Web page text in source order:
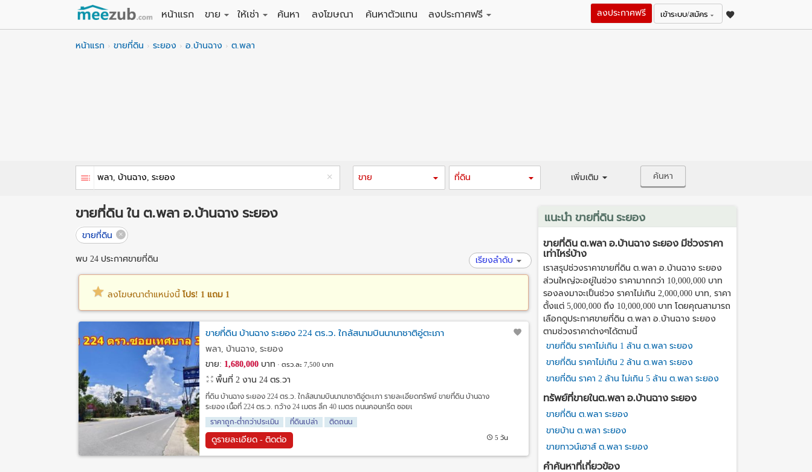
หน้าแรก
ขาย
ให้เช่า
ค้นหา ลงโฆษณา ค้นหาตัวแทน
ลงประกาศฟรี
เข้าระบบ/สมัคร
ลงประกาศฟรี
หน้าแรก ขายที่ดิน ระยอง อ.บ้านฉาง ต.พลา
ขาย ที่ดิน เพิ่มเติม ค้นหา
ขายที่ดิน ใน ต.พลา อ.บ้านฉาง ระยอง
ขายที่ดิน
พบ 24 ประกาศขายที่ดิน เรียงลำดับ
ลงโฆษณาตำแหน่งนี้ โปร! 1 แถม 1
ขายที่ดิน บ้านฉาง ระยอง 224 ตร.ว. ใกล้สนามบินนานาชาติอู่ตะเภา
พลา, บ้านฉาง, ระยอง
ขาย: 1,680,000 บาท ตรว.ละ 7,500 บาท
พื้นที่ 2 งาน 24 ตร.วา
ที่ดิน บ้านฉาง ระยอง 224 ตร.ว. ใกล้สนามบินนานาชาติอู่ตะเภา รายละเอียดทรัพย์ ขายที่ดิน บ้านฉาง
ระยอง เนื้อที่ 224 ตร.ว. กว้าง 24 เมตร ลึก 40 เมตร ถนนคอนกรีต ซอยเ
ราคาถูก-ต่ำกว่าประเมิน
ที่ดินเปล่า ติดถนน
ดูรายละเอียด - ติดต่อ 5 วัน
แนะนำ ขายที่ดิน ระยอง
ขายที่ดิน ต.พลา อ.บ้านฉาง ระยอง มีช่วงราคา
เท่าไหร่บ้าง
เราสรุปช่วงราคาขายที่ดิน ต.พลา อ.บ้านฉาง ระยอง
ส่วนใหญ่จะอยู่ในช่วง ราคามากกว่า 10,000,000 บาท
รองลงมาจะเป็นช่วง ราคาไม่เกิน 2,000,000 บาท, ราคา
ตั้งแต่ 5,000,000 ถึง 10,000,000 บาท โดยคุณสามารถ
เลือกดูประกาศขายที่ดิน ต.พลา อ.บ้านฉาง ระยอง
ตามช่วงราคาต่างๆได้ตามนี้
ขายที่ดิน ราคาไม่เกิน 1 ล้าน ต.พลา ระยอง
ขายที่ดิน ราคาไม่เกิน 2 ล้าน ต.พลา ระยอง
ขายที่ดิน ราคา 2 ล้าน ไม่เกิน 5 ล้าน ต.พลา ระยอง
ทรัพย์ที่ขายในต.พลา อ.บ้านฉาง ระยอง
ขายที่ดิน ต.พลา ระยอง
ขายบ้าน ต.พลา ระยอง
ขายทาวน์เฮาส์ ต.พลา ระยอง
คำค้นหาที่เกี่ยวข้อง